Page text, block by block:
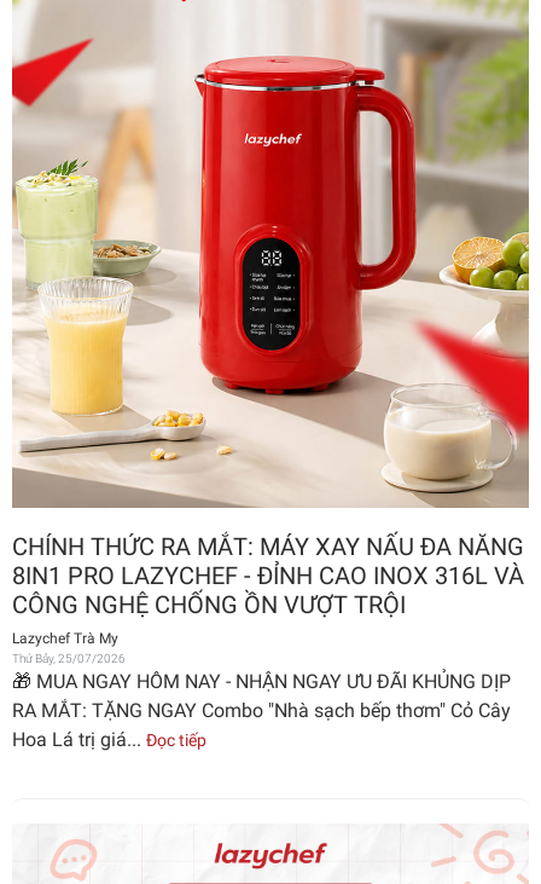
CHÍNH THỨC RA MẮT: MÁY XAY NẤU ĐA NĂNG
8IN1 PRO LAZYCHEF - ĐỈNH CAO INOX 316L VÀ
CÔNG NGHỆ CHỐNG ỒN VƯỢT TRỘI
Lazychef Trà My
Thứ Bảy, 25/07/2026
🎁 MUA NGAY HÔM NAY - NHẬN NGAY ƯU ĐÃI KHỦNG DỊP
RA MẮT: TẶNG NGAY Combo "Nhà sạch bếp thơm" Cỏ Cây
Hoa Lá trị giá... Đọc tiếp